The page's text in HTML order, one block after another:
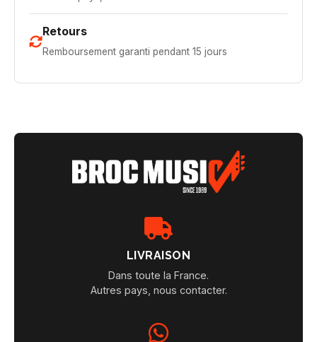
Retours
Remboursement garanti pendant 15 jours
LIVRAISON
Dans toute la France.
Autres pays, nous contacter.